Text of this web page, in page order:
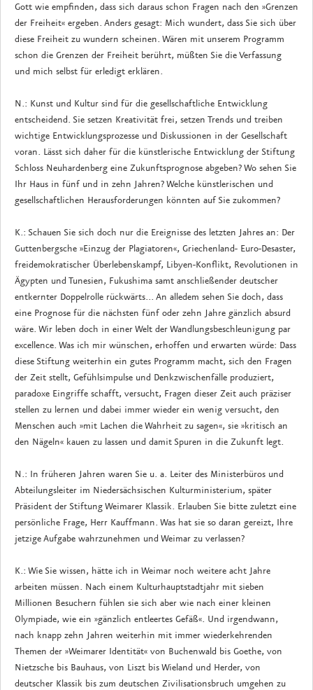
Gott wie empfinden, dass sich daraus schon Fragen nach den »Grenzen
der Freiheit« ergeben. Anders gesagt: Mich wundert, dass Sie sich über
diese Freiheit zu wundern scheinen. Wären mit unserem Programm
schon die Grenzen der Freiheit berührt, müßten Sie die Verfassung
und mich selbst für erledigt erklären.
N.: Kunst und Kultur sind für die gesellschaftliche Entwicklung
entscheidend. Sie setzen Kreativität frei, setzen Trends und treiben
wichtige Entwicklungsprozesse und Diskussionen in der Gesellschaft
voran. Lässt sich daher für die künstlerische Entwicklung der Stiftung
Schloss Neuhardenberg eine Zukunftsprognose abgeben? Wo sehen Sie
Ihr Haus in fünf und in zehn Jahren? Welche künstlerischen und
gesellschaftlichen Herausforderungen könnten auf Sie zukommen?
K.: Schauen Sie sich doch nur die Ereignisse des letzten Jahres an: Der
Guttenbergsche »Einzug der Plagiatoren«, Griechenland- Euro-Desaster,
freidemokratischer Überlebenskampf, Libyen-Konflikt, Revolutionen in
Ägypten und Tunesien, Fukushima samt anschließender deutscher
entkernter Doppelrolle rückwärts... An alledem sehen Sie doch, dass
eine Prognose für die nächsten fünf oder zehn Jahre gänzlich absurd
wäre. Wir leben doch in einer Welt der Wandlungsbeschleunigung par
excellence. Was ich mir wünschen, erhoffen und erwarten würde: Dass
diese Stiftung weiterhin ein gutes Programm macht, sich den Fragen
der Zeit stellt, Gefühlsimpulse und Denkzwischenfälle produziert,
paradoxe Eingriffe schafft, versucht, Fragen dieser Zeit auch präziser
stellen zu lernen und dabei immer wieder ein wenig versucht, den
Menschen auch »mit Lachen die Wahrheit zu sagen«, sie »kritisch an
den Nägeln« kauen zu lassen und damit Spuren in die Zukunft legt.
N.: In früheren Jahren waren Sie u. a. Leiter des Ministerbüros und
Abteilungsleiter im Niedersächsischen Kulturministerium, später
Präsident der Stiftung Weimarer Klassik. Erlauben Sie bitte zuletzt eine
persönliche Frage, Herr Kauffmann. Was hat sie so daran gereizt, Ihre
jetzige Aufgabe wahrzunehmen und Weimar zu verlassen?
K.: Wie Sie wissen, hätte ich in Weimar noch weitere acht Jahre
arbeiten müssen. Nach einem Kulturhauptstadtjahr mit sieben
Millionen Besuchern fühlen sie sich aber wie nach einer kleinen
Olympiade, wie ein »gänzlich entleertes Gefäß«. Und irgendwann,
nach knapp zehn Jahren weiterhin mit immer wiederkehrenden
Themen der »Weimarer Identität« von Buchenwald bis Goethe, von
Nietzsche bis Bauhaus, von Liszt bis Wieland und Herder, von
deutscher Klassik bis zum deutschen Zivilisationsbruch umgehen zu